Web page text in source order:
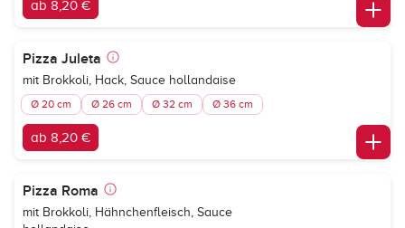
ab 8,20 €
Pizza Juleta
mit Brokkoli, Hack, Sauce hollandaise
Ø 20 cm Ø 26 cm Ø 32 cm Ø 36 cm
ab 8,20 €
Pizza Roma
mit Brokkoli, Hähnchenfleisch, Sauce